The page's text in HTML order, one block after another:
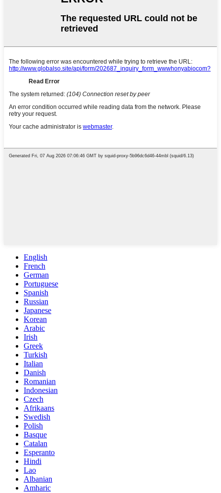
English
French
German
Portuguese
Spanish
Russian
Japanese
Korean
Arabic
Irish
Greek
Turkish
Italian
Danish
Romanian
Indonesian
Czech
Afrikaans
Swedish
Polish
Basque
Catalan
Esperanto
Hindi
Lao
Albanian
Amharic